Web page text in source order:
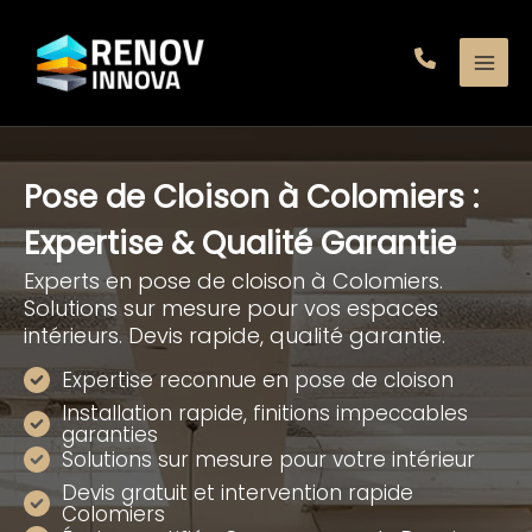
contenu
Pose de Cloison à Colomiers :
Expertise & Qualité Garantie
Experts en pose de cloison à Colomiers.
Solutions sur mesure pour vos espaces
intérieurs. Devis rapide, qualité garantie.
Expertise reconnue en pose de cloison
Installation rapide, finitions impeccables
garanties
Solutions sur mesure pour votre intérieur
Devis gratuit et intervention rapide
Colomiers